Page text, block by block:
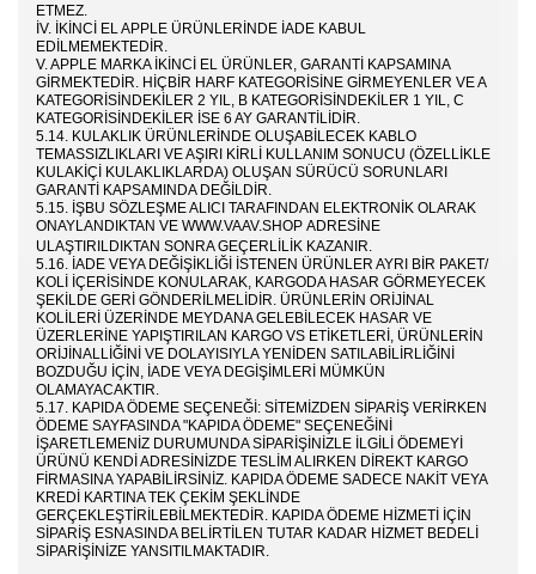
ETMEZ.
IV. İKINCI EL APPLE ÜRÜNLERINDE IADE KABUL
EDILMEMEKTEDIR.
V. APPLE MARKA IKINCI EL ÜRÜNLER, GARANTI KAPSAMINA
GIRMEKTEDIR. HIÇBIR HARF KATEGORISINE GIRMEYENLER VE A
KATEGORISINDEKILER 2 YIL, B KATEGORISINDEKILER 1 YIL, C
KATEGORISINDEKILER ISE 6 AY GARANTILIDIR.
5.14. KULAKLIK ÜRÜNLERINDE OLUŞABILECEK KABLO
TEMASSIZLIKLARI VE AŞIRI KIRLI KULLANIM SONUCU (ÖZELLIKLE
KULAKIÇI KULAKLIKLARDA) OLUŞAN SÜRÜCÜ SORUNLARI
GARANTI KAPSAMINDA DEĞILDIR.
5.15. İŞBU SÖZLEŞME ALICI TARAFINDAN ELEKTRONIK OLARAK
ONAYLANDIKTAN VE WWW.VAAV.SHOP ADRESINE
ULAŞTIRILDIKTAN SONRA GEÇERLILIK KAZANIR.
5.16. İADE VEYA DEĞIŞIKLIĞI ISTENEN ÜRÜNLER AYRI BIR PAKET/
KOLI IÇERISINDE KONULARAK, KARGODA HASAR GÖRMEYECEK
ŞEKILDE GERI GÖNDERILMELIDIR. ÜRÜNLERIN ORIJINAL
KOLILERI ÜZERINDE MEYDANA GELEBILECEK HASAR VE
ÜZERLERINE YAPIŞTIRILAN KARGO VS ETIKETLERI, ÜRÜNLERIN
ORIJINALLIĞINI VE DOLAYISIYLA YENIDEN SATILABILIRLIĞINI
BOZDUĞU IÇIN, IADE VEYA DEGIŞIMLERI MÜMKÜN
OLAMAYACAKTIR.
5.17. KAPIDA ÖDEME SEÇENEĞI: SITEMIZDEN SIPARIŞ VERIRKEN
ÖDEME SAYFASINDA "KAPIDA ÖDEME" SEÇENEĞINI
IŞARETLEMENIZ DURUMUNDA SIPARIŞINIZLE ILGILI ÖDEMEYI
ÜRÜNÜ KENDI ADRESINIZDE TESLIM ALIRKEN DIREKT KARGO
FIRMASINA YAPABILIRSINIZ. KAPIDA ÖDEME SADECE NAKIT VEYA
KREDI KARTINA TEK ÇEKIM ŞEKLINDE
GERÇEKLEŞTIRILEBILMEKTEDIR. KAPIDA ÖDEME HIZMETI IÇIN
SIPARIŞ ESNASINDA BELIRTILEN TUTAR KADAR HIZMET BEDELI
SIPARIŞINIZE YANSITILMAKTADIR.